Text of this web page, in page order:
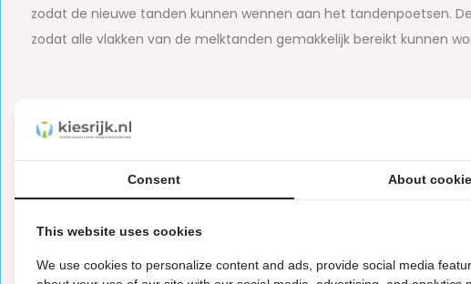
zodat de nieuwe tanden kunnen wennen aan het tandenpoetsen.
zodat alle vlakken van de melktanden gemakkelijk bereikt kunnen
Voordelen van de Vitis Baby
Kleine, ronde borstelkop om bij alle vlakken van de tand te
Extra zachte borstelharen gemaakt van Tynex;
Ergonomisch handvat met anti-sliplaag voor betere grip;
Gekleurde borstelharen die helpen de juiste hoeveelheid
Consent About
This website uses cookies
We use cookies to personalize content and ads, provide social media